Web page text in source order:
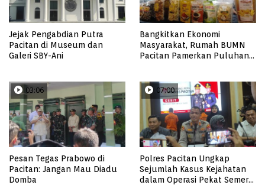
Jejak Pengabdian Putra
Pacitan di Museum dan
Galeri SBY-Ani
Bangkitkan Ekonomi
Masyarakat, Rumah BUMN
Pacitan Pamerkan Puluhan
03:06
Pesan Tegas Prabowo di
Pacitan: Jangan Mau Diadu
Domba
07:00
Polres Pacitan Ungkap
Sejumlah Kasus Kejahatan
dalam Operasi Pekat Semeru